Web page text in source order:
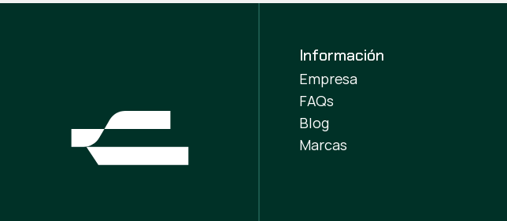
Información
Empresa
FAQs
Blog
Marcas